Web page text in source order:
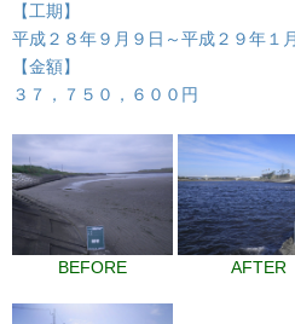
【工期】
平成２８年９月９日～平成２９年１
【金額】
３７，７５０，６００円
BEFORE AFTER